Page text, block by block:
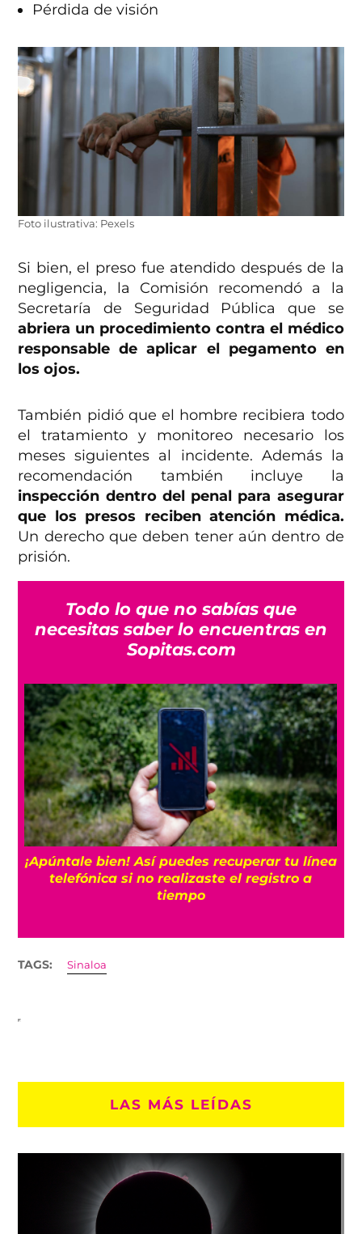
Pérdida de visión
Foto ilustrativa: Pexels
Si bien, el preso fue atendido después de la
negligencia, la Comisión recomendó a la
Secretaría de Seguridad Pública que se
abriera un procedimiento contra el médico
responsable de aplicar el pegamento en
los ojos.
También pidió que el hombre recibiera todo
el tratamiento y monitoreo necesario los
meses siguientes al incidente. Además la
recomendación también incluye la
inspección dentro del penal para asegurar
que los presos reciben atención médica.
Un derecho que deben tener aún dentro de
prisión.
Todo lo que no sabías que
necesitas saber lo encuentras en
Sopitas.com
¡Apúntale bien! Así puedes recuperar tu línea
telefónica si no realizaste el registro a
tiempo
TAGS: Sinaloa
LAS MÁS LEÍDAS